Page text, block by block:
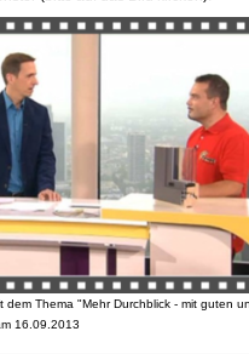
Thema "Mehr Durchblick - mit guten
16.09.2013